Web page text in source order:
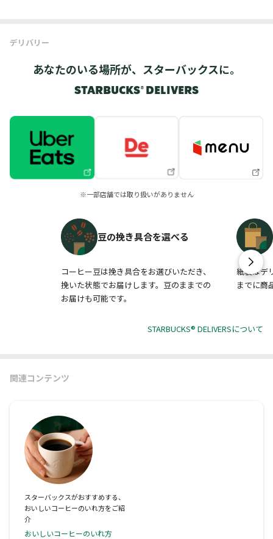
デリバリー
あなたのいる場所が、スターバックスに。
STARBUCKS® DELIVERS
※一部店舗では取り扱いがありません
豆の挽き具合を選べる
コーヒー豆は挽き具合をお選びいただき、
挽いた状態でお届けします。豆のままでの
お届けも可能です。
紙袋はデ
までに商
STARBUCKS® DELIVERSについて
関連コンテンツ
スターバックスがおすすめする、
おいしいコーヒーのいれ方をご紹
介
おいしいコーヒーのいれ方